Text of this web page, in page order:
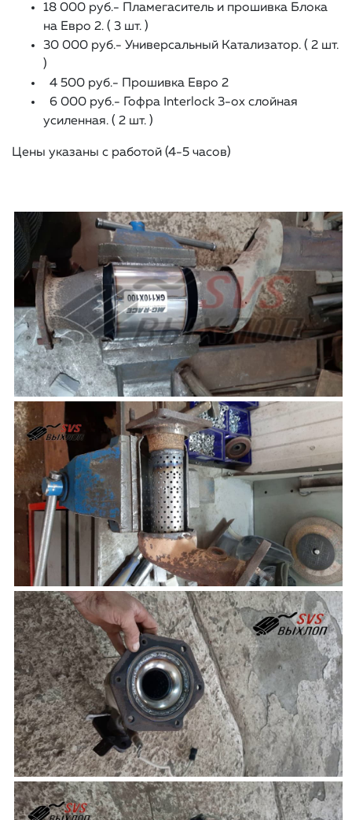
18 000 руб.- Пламегаситель и прошивка Блока
на Евро 2. ( 3 шт. )
30 000 руб.- Универсальный Катализатор. ( 2 шт.
)
4 500 руб.- Прошивка Евро 2
6 000 руб.- Гофра Interlock 3-ох слойная
усиленная. ( 2 шт. )
Цены указаны с работой (4-5 часов)